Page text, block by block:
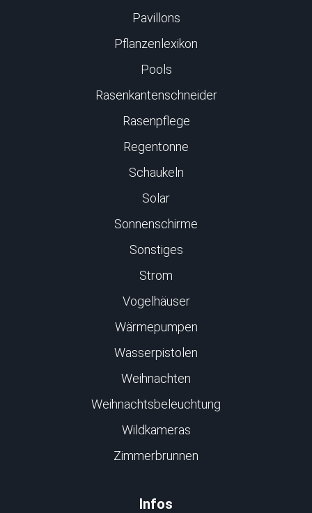
Pavillons
Pflanzenlexikon
Pools
Rasenkantenschneider
Rasenpflege
Regentonne
Schaukeln
Solar
Sonnenschirme
Sonstiges
Strom
Vogelhäuser
Wärmepumpen
Wasserpistolen
Weihnachten
Weihnachtsbeleuchtung
Wildkameras
Zimmerbrunnen
Infos